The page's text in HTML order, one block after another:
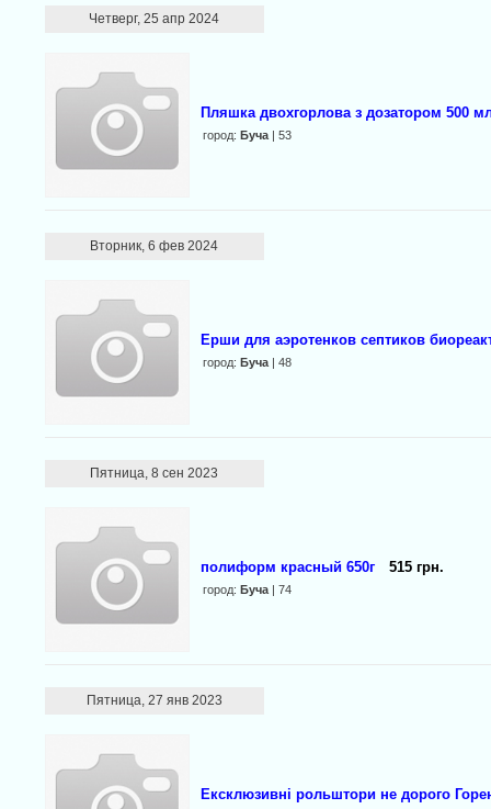
Четверг, 25 апр 2024
Пляшка двохгорлова з дозатором 500
город: Буча| 53
Вторник, 6 фев 2024
Ерши для аэротенков септиков
город: Буча| 48
Пятница, 8 сен 2023
полиформ красный 650г 515 грн.
город: Буча| 74
Пятница, 27 янв 2023
Ексклюзивні рольштори не дорого